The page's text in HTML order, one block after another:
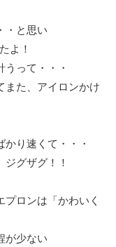
・と思い
よ！
って・・・
また、アイロンかけ
り速くて・・・
グザグ！！
ロンは「かわいく
が少ない